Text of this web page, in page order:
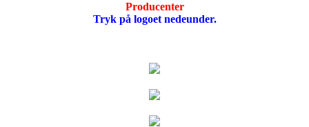
Producenter
Tryk på logoet nedeunder.